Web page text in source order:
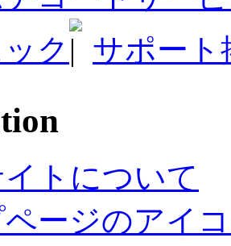
ク
サポート
トについて
ページのアイ